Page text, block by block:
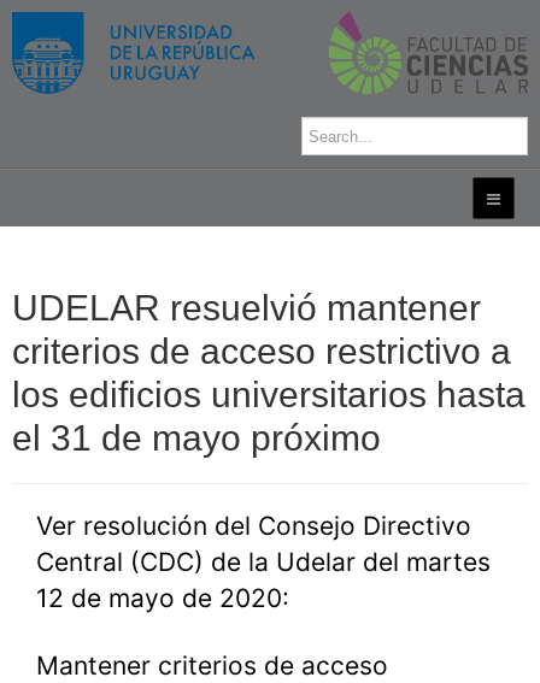
UDELAR resuelvió mantener
criterios de acceso restrictivo a
los edificios universitarios hasta
el 31 de mayo próximo
Ver resolución del Consejo Directivo
Central (CDC) de la Udelar del martes
12 de mayo de 2020:
Mantener criterios de acceso